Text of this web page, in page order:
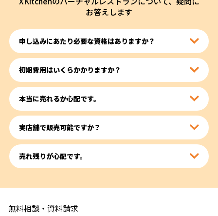
XKitchenのバーチャルレストランについて、疑問に